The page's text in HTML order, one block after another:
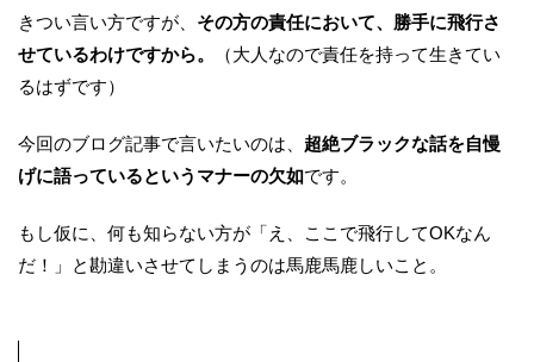
きつい言い方ですが、 その方の責任において、勝手に飛行さ
せているわけですから。
（大人なので責任を持って生きてい
るはずです）
今回のブログ記事で言いたいのは、 超絶ブラックな話を自慢
げに語っているというマナーの欠如です。
もし仮に、何も知らない方が「え、ここで飛行してOKなん
だ！」と勘違いさせてしまうのは馬鹿馬鹿しいこと。